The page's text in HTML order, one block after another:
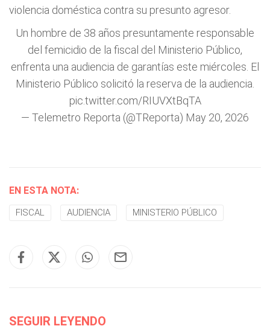
violencia doméstica contra su presunto agresor.
Un hombre de 38 años presuntamente responsable
del femicidio de la fiscal del Ministerio Público,
enfrenta una audiencia de garantías este miércoles. El
Ministerio Público solicitó la reserva de la audiencia.
pic.twitter.com/RIUVXtBqTA
— Telemetro Reporta (@TReporta) May 20, 2026
EN ESTA NOTA:
FISCAL AUDIENCIA MINISTERIO PÚBLICO
SEGUIR LEYENDO